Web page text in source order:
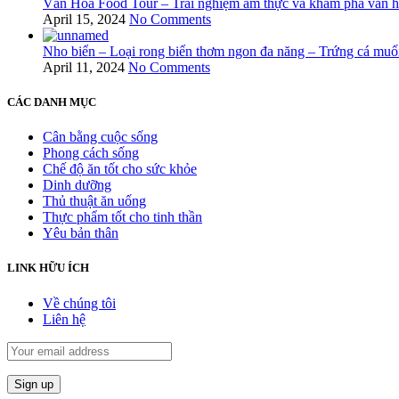
April 15, 2024 No Comments
Nho biển – Loại rong biển thơm ngon đa năng – Trứng cá
April 11, 2024 No Comments
CÁC DANH MỤC
Cân bằng cuộc sống
Phong cách sống
Chế độ ăn tốt cho sức khỏe
Dinh dưỡng
Thủ thuật ăn uống
Thực phẩm tốt cho tinh thần
Yêu bản thân
LINK HỮU ÍCH
Về chúng tôi
Liên hệ